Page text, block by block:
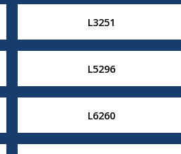
L3251
L5296
L6260